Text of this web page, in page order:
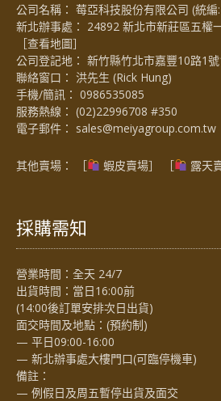
公司名稱： 莓亞科技股份有限公司 (統
新北辦事處： 24892 新北市新莊區五權
［查看地圖］
公司登記地： 新竹縣竹北市嘉豐10路1
聯絡窗口： 洪先生 (Rick Hung)
手機/簡訊： 0986535085
服務熱線： (02)22996708 #350
電子郵件： sales@meiyagroup.com.tw
其他賣場： ［ 蝦皮賣場］ ［ 露天
採購需知
營業時間：全天 24/7
出貨時間：當日16:00前
(14:00後訂單安排次日出貨)
面交時間及地點：(預約制)
— 平日09:00-16:00
— 新北辦事處大樓門口(可臨停機車)
備註：
— 例假日及周五暫停出貨及面交